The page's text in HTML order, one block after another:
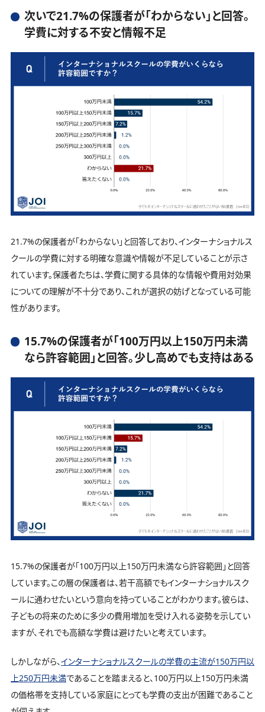
次いで21.7%の保護者が「わからない」と回答。
学費に対する不安と情報不足
21.7%の保護者が「わからない」と回答しており、インターナショナルス
クールの学費に対する明確な意識や情報が不足していることが示さ
れています。保護者たちは、学費に関する具体的な情報や費用対効果
についての理解が不十分であり、これが選択の妨げとなっている可能
性があります。
15.7%の保護者が「100万円以上150万円未満
なら許容範囲」と回答。少し高めでも支持はある
15.7%の保護者が「100万円以上150万円未満なら許容範囲」と回答
しています。この層の保護者は、若干高額でもインターナショナルスク
ールに通わせたいという意向を持っていることがわかります。彼らは、
子どもの将来のために多少の費用増加を受け入れる姿勢を示してい
ますが、それでも高額な学費は避けたいと考えています。
しかしながら、インターナショナルスクールの学費の主流が150万円以
上250万円未満であることを踏まえると、100万円以上150万円未満
の価格帯を支持している家庭にとっても学費の支出が困難であること